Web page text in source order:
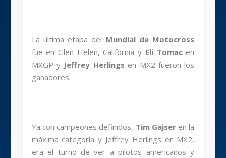
La última etapa del Mundial de Motocross
fue en Glen Helen, California y Eli Tomacen
MXGP y Jeffrey Herlings en MX2 fueron los
ganadores.
Ya con campeones definidos, Tim Gajseren la
máxima categoría y Jeffrey Herlings en MX2,
era el turno de ver a pilotos americanos y